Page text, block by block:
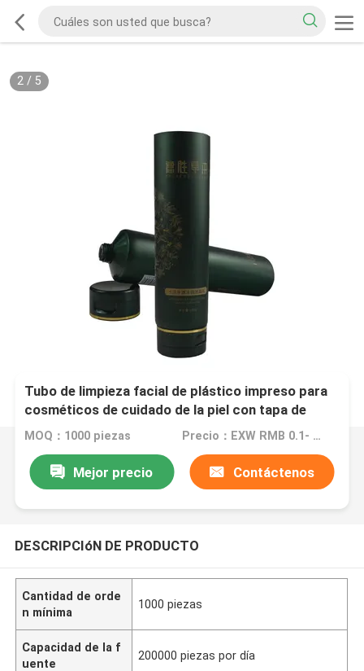
2/ 5
Tubo de limpieza facial de plástico impreso para
cosméticos de cuidado de la piel con tapa de
doble
MOQ：1000 piezas Precio：EXW RMB 0.1- EXW RMB 5
Mejor precio Contáctenos
DESCRIPCIóN DE PRODUCTO
Cantidad de orde
n mínima
1000 piezas
Capacidad de la f
uente
200000 piezas por día